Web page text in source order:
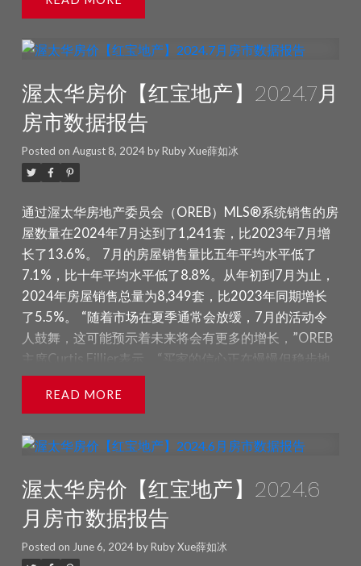
了8.9%。活跃房源数量比五年平均水平高出40.6%，比
存为2.8个月，而2023年10月为3.8个月。库存月数指的
源：渥太华地产局OREB)
的年初至今平均价格为 679,082 加元，同比增加
加元，比 2023 年 9 月增长 12.9%。 OREB 警告，平均
上涨或下跌的指标。平均售价的计算基于所有售出的房
产总金额，价格会因不同社区而异。
新房源数量比 2023 年 9 月增加了 3.9%，2024 年 9 月
有 2,343 个新住宅房源。新房源比五年平均水平高
4.7%，比十年平均水平高 11.6%。 2024 年 9 月底的活
16.9%。活跃房源比五年平均水平高 43.3%，比十年平
均水平高 4.6%。 2024 年 9 月底的库存月数为 3.4 个
月，高于 2023 年 9 月的 3.2 个月。库存月数是指以当
前的销售活动速度售完当前库存所需的月数。 （数据来
源：渥太华地产局OREB)
市场将会更加活跃。”
场，价格保持稳定，买家并不急于行动，他们依旧保持
卖家需要保持耐心，并与能够使用最新社区级数据和洞
察的房地产经纪人合作，以正确的价格为房产定价，并
制定销售策略。” 价格：
的价格趋势比使用平均或中位价格衡量的要更为准确。
2024年8月的整体MLS® HPI综合基准价格为646,000
价格为732,500加元，同比下降0.3%。 相比之下，联排
别墅的基准价格为502,200加元，比去年同期上涨了
0.3%。 公寓的基准价格为416,800加元，同比下降了
1.2%。 2024年8月售出的房屋平均价格为660,341加
元，比2023年8月上涨了0.3%。年初至今的综合平均价
格为678,327加元，比2023年8月上涨了0.9%。 2024
年8月所有房屋销售的总成交额为7.263亿加元，比
2023年8月增长了10.5%。 OREB提醒，平均售价有助
涨或下跌的指标。平均售价的计算基于售出的所有房产
牌： 2024年8月新挂牌住宅数量比2023年8月增长了
年平均水平高出0.2%，比十年平均水平高出0.9%。
2024年8月底活跃住宅挂牌数量为3,324套，比2023年
8月增长了25.8%。活跃挂牌量比五年平均水平高出
46.5%，但比十年平均水平低1.3%。 2024年8月底的库
渥太华房价【红宝地产】2024.7月
房市数据报告
Posted on August 8, 2024byRuby Xue薛如冰
通过渥太华房地产委员会（OREB）MLS®系统销售的房
屋数量在2024年7月达到了1,241套，比2023年7月增
长了13.6%。
7月的房屋销售量比五年平均水平低了
7.1%，比十年平均水平低了8.8%。从年初到7月为止，
2024年房屋销售总量为8,349套，比2023年同期增长
了5.5%。
“随着市场在夏季通常会放缓，7月的活动令
人鼓舞，这可能预示着未来将会有更多的增长，”OREB
主席Curtis Fillier表示。“买家的信心正在慢慢但稳步地
恢复，而卖家也在持续增加新的房源。当然，这是否会
转化为交易取决于我们社区中可用房产的类型和价格范
结论还为时过早，但最近的政策变化可能会有所帮助，”
为首次购房者购买新建房屋推出的30年按揭摊还期，这
些措施将帮助一些买家。然而，这些是需求方的政策，
而渥太华——以及全国许多城市——需要在供应方面采取
行动。” 在其货币政策报告中，加拿大央行指出，市政
READ
渥太华房价【红宝地产】2024.6
月房市数据报告
Posted on June 6, 2024byRuby Xue薛如冰